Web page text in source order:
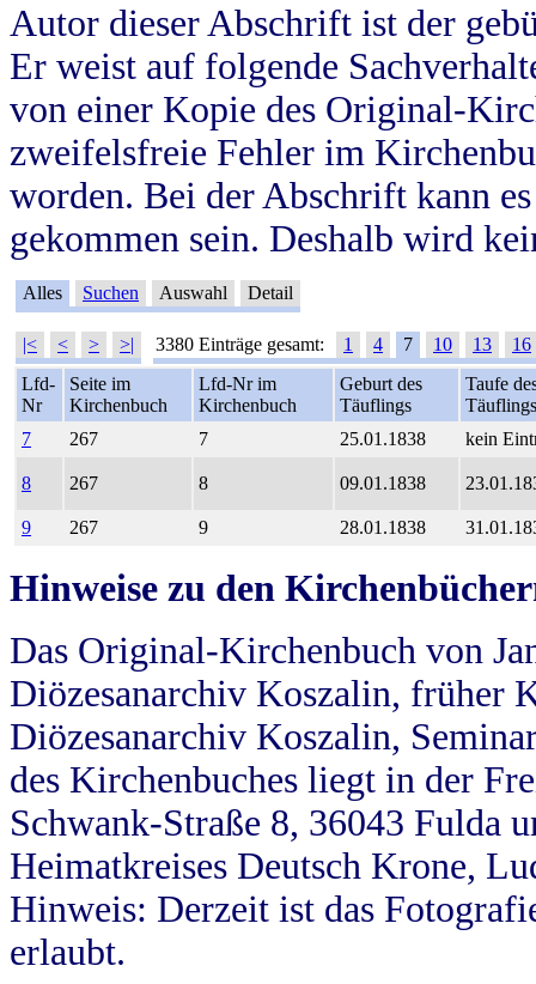
Autor dieser Abschrift ist der
Er weist auf folgende
von einer Kopie des Original-
zweifelsfreie Fehler im
worden. Bei der Abschrift kann
gekommen sein. Deshalb wird
Alles Suchen Auswahl Detail
|< < > >| 3380 Einträge gesamt: 1 4 7 10 13
16
Lfd-
Nr
Seite im
Kirchenbuch
Lfd-Nr im
Kirchenbuch
Geburt des
Täuflings
Taufe
Täuflings
7
267 7 25.01.1838 kein
8 267 8 09.01.1838
9 267 9 28.01.1838
Hinweise zu den
Das Original-Kirchenbuch von
Diözesanarchiv Koszalin, früher
Diözesanarchiv Koszalin,
des Kirchenbuches liegt in der
Schwank-Straße 8, 36043 Fulda
Heimatkreises Deutsch Krone,
Hinweis: Derzeit ist das
erlaubt.